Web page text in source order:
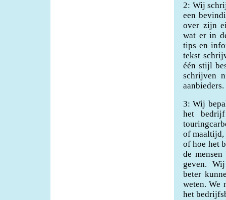
2: Wij
een
over zijn
wat er in
tips en
tekst
één stijl
schrijven
aanbieders.
3: Wij
het
of maaltijd,
of hoe het
de
geven. Wij
beter
weten. We
het